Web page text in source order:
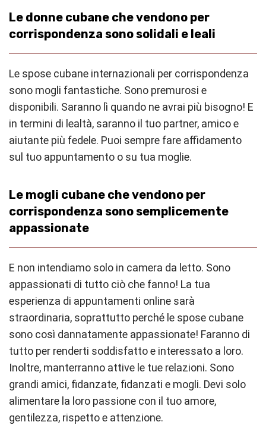
Le donne cubane che vendono per
corrispondenza sono solidali e leali
Le spose cubane internazionali per corrispondenza
sono mogli fantastiche. Sono premurosi e
disponibili. Saranno lì quando ne avrai più bisogno! E
in termini di lealtà, saranno il tuo partner, amico e
aiutante più fedele. Puoi sempre fare affidamento
sul tuo appuntamento o su tua moglie.
Le mogli cubane che vendono per
corrispondenza sono semplicemente
appassionate
E non intendiamo solo in camera da letto. Sono
appassionati di tutto ciò che fanno! La tua
esperienza di appuntamenti online sarà
straordinaria, soprattutto perché le spose cubane
sono così dannatamente appassionate! Faranno di
tutto per renderti soddisfatto e interessato a loro.
Inoltre, manterranno attive le tue relazioni. Sono
grandi amici, fidanzate, fidanzati e mogli. Devi solo
alimentare la loro passione con il tuo amore,
gentilezza, rispetto e attenzione.